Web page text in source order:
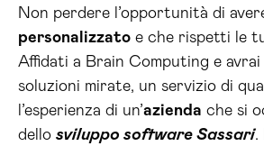
Non perdere l’opportunità di
personalizzato e che rispetti le
Affidati a Brain Computing e avrai
soluzioni mirate, un servizio di
l’esperienza di un’azienda che si
dello sviluppo software Sassari.